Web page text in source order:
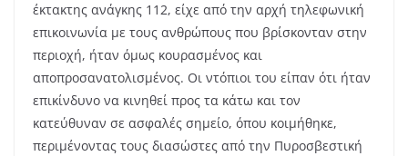
έκτακτης ανάγκης 112, είχε από την αρχή τηλεφωνική
επικοινωνία με τους ανθρώπους που βρίσκονταν στην
περιοχή, ήταν όμως κουρασμένος και
αποπροσανατολισμένος. Οι ντόπιοι του είπαν ότι ήταν
επικίνδυνο να κινηθεί προς τα κάτω και τον
κατεύθυναν σε ασφαλές σημείο, όπου κοιμήθηκε,
περιμένοντας τους διασώστες από την Πυροσβεστική